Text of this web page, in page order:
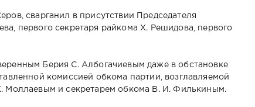
сварганил в присутствии Председателя
первого секретаря райкома X. Решидова, первого
Берия С. Албогачиевым даже в обстановке
комиссией обкома партии, возглавляемой
и секретарем обкома В. И. Филькиным.
а